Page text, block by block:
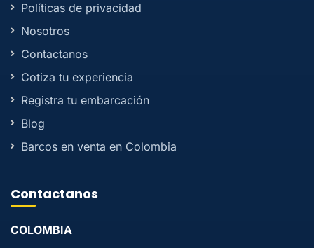
Políticas de privacidad
Nosotros
Contactanos
Cotiza tu experiencia
Registra tu embarcación
Blog
Barcos en venta en Colombia
Contactanos
COLOMBIA